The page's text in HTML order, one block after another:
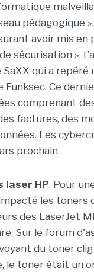
pédagogique
avoir mis en
sécurisation ».
qui a
Funksec. Ce
comprenant
factures, des
Les
prochain.
laser HP. Pour
les toners
des LaserJet
Sur le forum
du toner
le toner était un